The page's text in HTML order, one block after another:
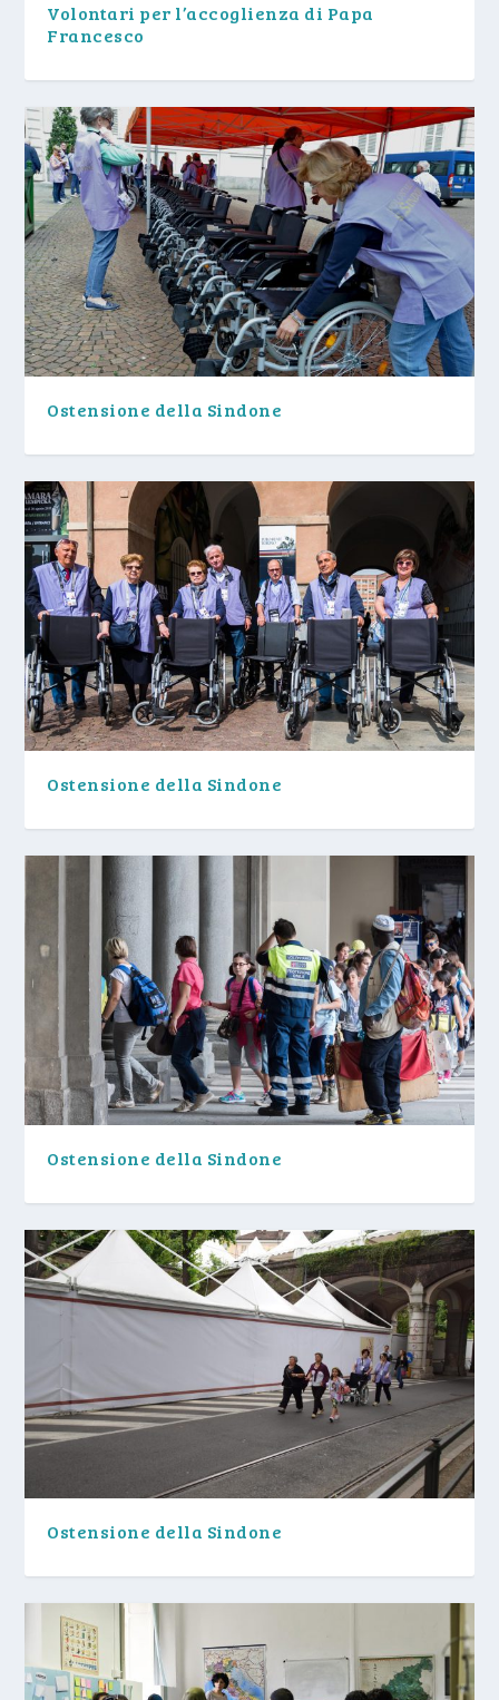
Volontari per l’accoglienza di Papa
Francesco
Ostensione della Sindone
Ostensione della Sindone
Ostensione della Sindone
Ostensione della Sindone